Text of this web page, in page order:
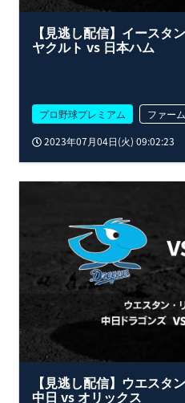
【見逃し配信】イースタ
ヤクルト vs 日本ハム
プロ野球プレミアム
ファーム
2023年07月04日(火) 09:02:23
【見逃し配信】ウエスタ
中日 vs オリックス